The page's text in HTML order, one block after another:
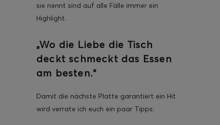
sie nennt sind auf alle Fälle immer ein
Highlight.
„Wo die Liebe die Tisch
deckt schmeckt das Essen
am besten.“
Damit die nächste Platte garantiert ein Hit
wird verrate ich euch ein paar Tipps: